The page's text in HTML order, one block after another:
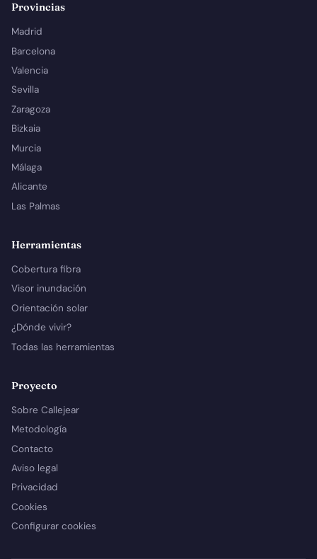
Provincias
Madrid
Barcelona
Valencia
Sevilla
Zaragoza
Bizkaia
Murcia
Málaga
Alicante
Las Palmas
Herramientas
Cobertura fibra
Visor inundación
Orientación solar
¿Dónde vivir?
Todas las herramientas
Proyecto
Sobre Callejear
Metodología
Contacto
Aviso legal
Privacidad
Cookies
Configurar cookies